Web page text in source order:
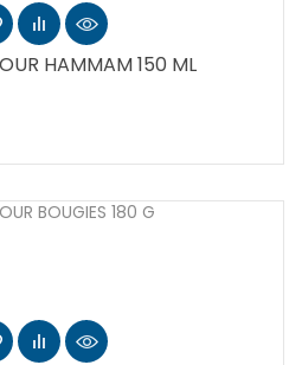
HAMMAM 150 ML